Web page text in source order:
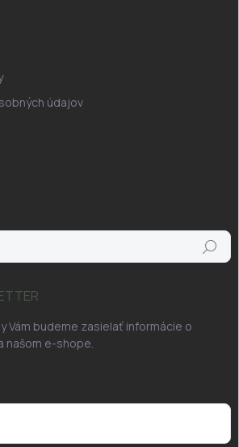
údajov
Hľadať
Vám budeme zasielať informácie o
našom e-shope.